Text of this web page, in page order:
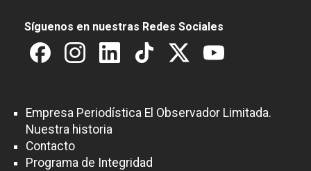
Síguenos en nuestras Redes Sociales
Empresa Periodística El Observador Limitada.
Nuestra historia
Contacto
Programa de Integridad